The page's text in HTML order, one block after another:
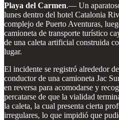
Playa del Carmen.— Un
lunes dentro del hotel Catalonia
complejo de Puerto Aventuras,
camioneta de transporte turístico
de una caleta artificial construida
lugar.
El incidente se registró alrededor
conductor de una camioneta Jac
en reversa para acomodarse y
percatarse de que la vialidad
la caleta, la cual presenta cierta
irregulares, lo que impidió que